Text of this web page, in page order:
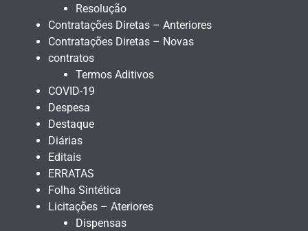
Resolução
Contratações Diretas – Anteriores
Contratações Diretas – Novas
contratos
Termos Aditivos
COVID-19
Despesa
Destaque
Diárias
Editais
ERRATAS
Folha Sintética
Licitações – Ateriores
Dispensas